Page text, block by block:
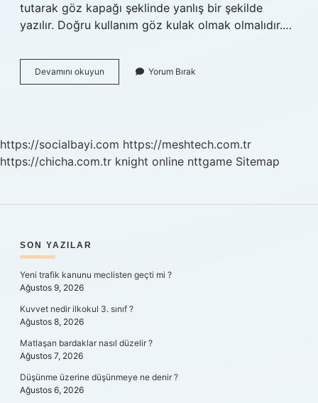
tutarak göz kapağı şeklinde yanlış bir şekilde
yazılır. Doğru kullanım göz kulak olmak olmalıdır.…
Devamını okuyun
Kulak
Yorum Bırak
https://socialbayi.com https://meshtech.com.tr
https://chicha.com.tr knight online nttgame Sitemap
SIDEBAR
SON YAZILAR
Yeni trafik kanunu meclisten geçti mi ?
Ağustos 9, 2026
Kuvvet nedir ilkokul 3. sınıf ?
Ağustos 8, 2026
Matlaşan bardaklar nasıl düzelir ?
Ağustos 7, 2026
Düşünme üzerine düşünmeye ne denir ?
Ağustos 6, 2026